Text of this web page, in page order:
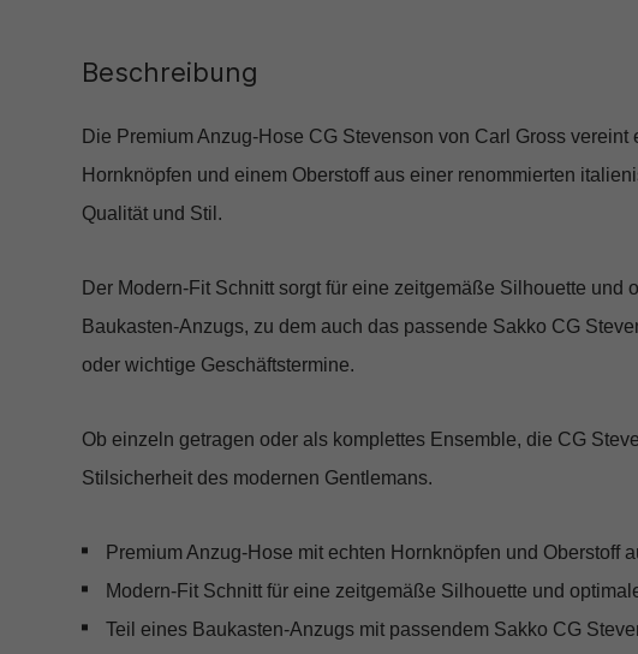
Beschreibung
Die Premium Anzug-Hose CG Stevenson von Carl Gross
Hornknöpfen und einem Oberstoff aus einer renommierten
Qualität und Stil.
Der Modern-Fit Schnitt sorgt für eine zeitgemäße Silhouette
Baukasten-Anzugs, zu dem auch das passende Sakko CG
oder wichtige Geschäftstermine.
Ob einzeln getragen oder als komplettes Ensemble, die CG
Stilsicherheit des modernen Gentlemans.
Premium Anzug-Hose mit echten Hornknöpfen und Oberstoff
Modern-Fit Schnitt für eine zeitgemäße Silhouette und
Teil eines Baukasten-Anzugs mit passendem Sakko CG